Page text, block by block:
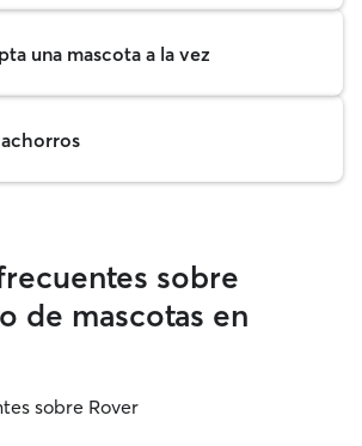
una mascota a la vez
sobre
de mascotas en
sobre Rover